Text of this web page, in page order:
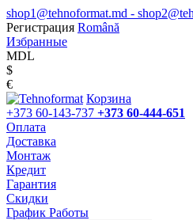
shop1@tehnoformat.md -
Регистрация Română
Избранные
MDL
$
€
Корзина
+373 60-143-737 +373 60-444-651
Оплата
Доставка
Монтаж
Кредит
Гарантия
Скидки
График Работы